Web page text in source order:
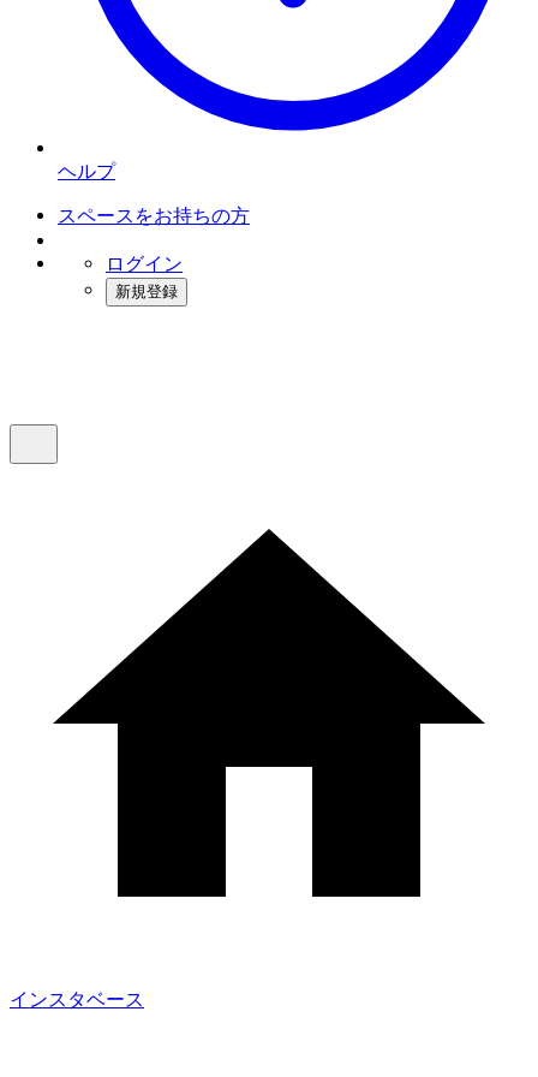
ヘルプ
スペースをお持ちの方
ログイン
新規登録
インスタベース